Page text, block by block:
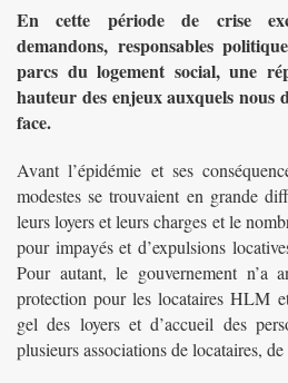
En cette période de crise
demandons, responsables
parcs du logement social, une
hauteur des enjeux auxquels nous
face.
Avant l’épidémie et ses
modestes se trouvaient en grande
leurs loyers et leurs charges et le
pour impayés et d’expulsions
Pour autant, le gouvernement n’a
protection pour les locataires HLM
gel des loyers et d’accueil des
plusieurs associations de locataires,